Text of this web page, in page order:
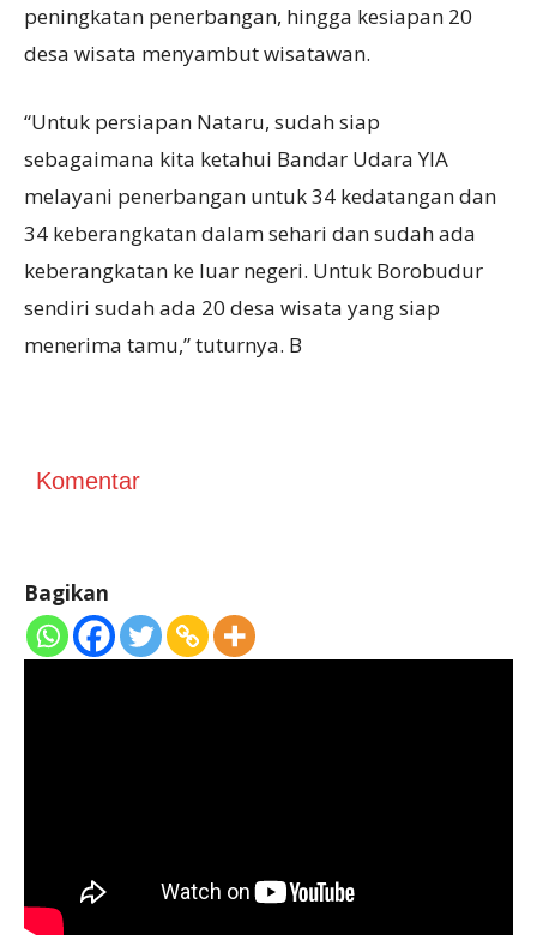
peningkatan penerbangan, hingga kesiapan 20
desa wisata menyambut wisatawan.
“Untuk persiapan Nataru, sudah siap
sebagaimana kita ketahui Bandar Udara YIA
melayani penerbangan untuk 34 kedatangan dan
34 keberangkatan dalam sehari dan sudah ada
keberangkatan ke luar negeri. Untuk Borobudur
sendiri sudah ada 20 desa wisata yang siap
menerima tamu,” tuturnya. B
Komentar
Bagikan